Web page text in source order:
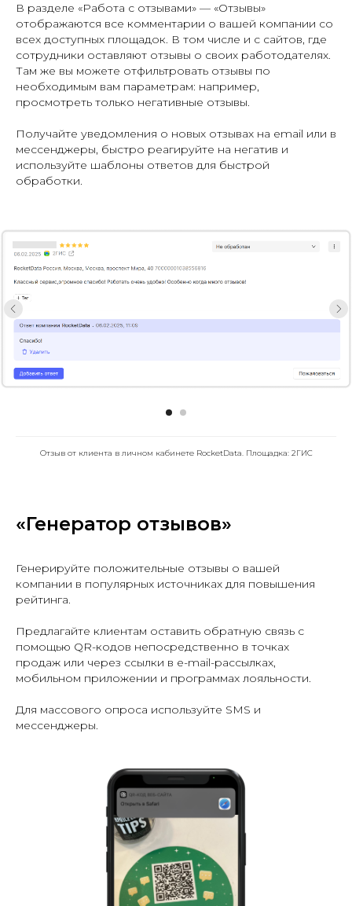
В разделе «Работа с отзывами» — «Отзывы»
отображаются все комментарии о вашей компании со
всех доступных площадок. В том числе и с сайтов, где
сотрудники оставляют отзывы о своих работодателях.
Там же вы можете отфильтровать отзывы по
необходимым вам параметрам: например,
просмотреть только негативные отзывы.
Получайте уведомления о новых отзывах на email или в
мессенджеры, быстро реагируйте на негатив и
используйте шаблоны ответов для быстрой
обработки.
Отзыв от клиента в личном кабинете RocketData. Площадка: 2ГИС
«Генератор отзывов»
Генерируйте положительные отзывы о вашей
компании в популярных источниках для повышения
рейтинга.
Предлагайте клиентам оставить обратную связь с
помощью QR-кодов непосредственно в точках
продаж или через ссылки в e-mail-рассылках,
мобильном приложении и программах лояльности.
Для массового опроса используйте SMS и
мессенджеры.